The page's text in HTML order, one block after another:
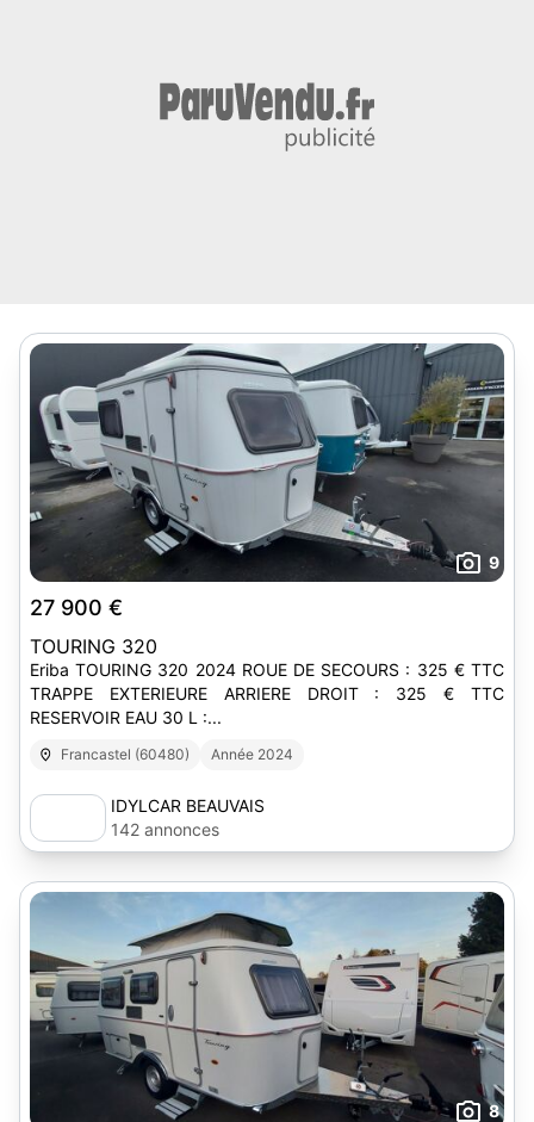
9
27 900 €
TOURING 320
Eriba TOURING 320 2024 ROUE DE SECOURS : 325 € TTC
TRAPPE EXTERIEURE ARRIERE DROIT : 325 € TTC
RESERVOIR EAU 30 L :...
Francastel (60480) Année 2024
IDYLCAR BEAUVAIS
142 annonces
8